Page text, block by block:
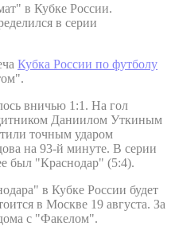
в Кубке России.
в серии
Кубка России по футболу
вничью 1:1. На гол
Даниилом Уткиным
точным ударом
на 93-й минуте. В серии
был "Краснодар" (5:4).
в Кубке России будет
в Москве 19 августа. За
с "Факелом".